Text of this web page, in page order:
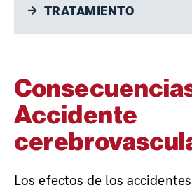
TRATAMIENTO
Accidente
Los efectos de los accidentes